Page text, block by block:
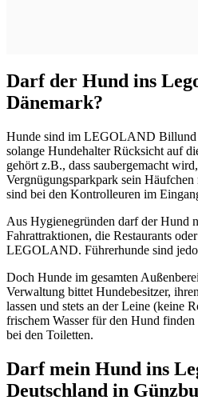
Darf der Hund ins
Dänemark?
Hunde sind im LEGOLAND Billund
solange Hundehalter Rücksicht auf
gehört z.B., dass saubergemacht
Vergnügungsparkpark sein
sind bei den Kontrolleuren im
Aus Hygienegründen darf der Hund
Fahrattraktionen, die Restaurants
LEGOLAND. Führerhunde sind
Doch Hunde im gesamten
Verwaltung bittet Hundebesitzer,
lassen und stets an der Leine (keine
frischem Wasser für den Hund
bei den Toiletten.
Darf mein Hund ins
Deutschland in